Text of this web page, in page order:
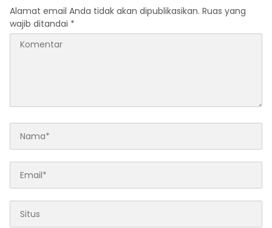
Alamat email Anda tidak akan dipublikasikan. Ruas yang
wajib ditandai *